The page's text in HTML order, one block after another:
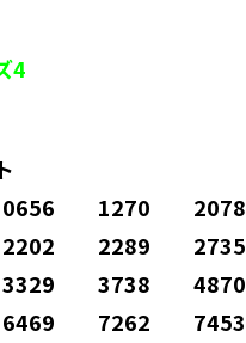
4
1270 2078
2289 2735
3738 4870
7262 7453